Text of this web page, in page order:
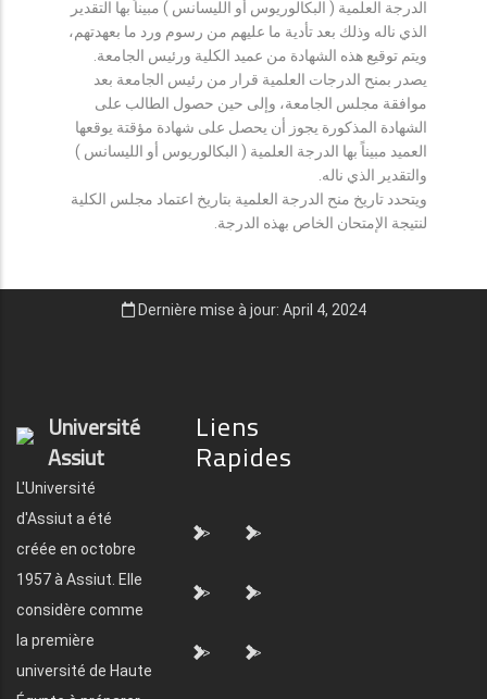
الدرجة العلمية ( البكالوريوس أو الليسانس ) مبيناً بها التقدير
الذي ناله وذلك بعد تأدية ما عليهم من رسوم ورد ما بعهدتهم،
ويتم توقيع هذه الشهادة من عميد الكلية ورئيس الجامعة.
يصدر بمنح الدرجات العلمية قرار من رئيس الجامعة بعد
موافقة مجلس الجامعة، وإلى حين حصول الطالب على
الشهادة المذكورة يجوز أن يحصل على شهادة مؤقتة يوقعها
العميد مبيناً بها الدرجة العلمية ( البكالوريوس أو الليسانس )
والتقدير الذي ناله.
ويتحدد تاريخ منح الدرجة العلمية بتاريخ اعتماد مجلس الكلية
لنتيجة الإمتحان الخاص بهذه الدرجة.
Dernière mise à jour: April 4, 2024
Université
Assiut
L'Université
d'Assiut a été
créée en octobre
1957 à Assiut. Elle
considère comme
la première
université de Haute
Liens
Rapides
"> ">
"> ">
"> ">